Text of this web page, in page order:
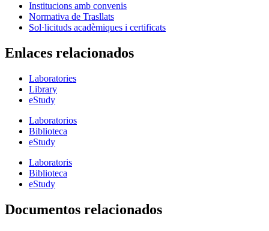
Institucions amb convenis
Normativa de Trasllats
Sol·licituds acadèmiques i certificats
Enlaces relacionados
Laboratories
Library
eStudy
Laboratorios
Biblioteca
eStudy
Laboratoris
Biblioteca
eStudy
Documentos relacionados